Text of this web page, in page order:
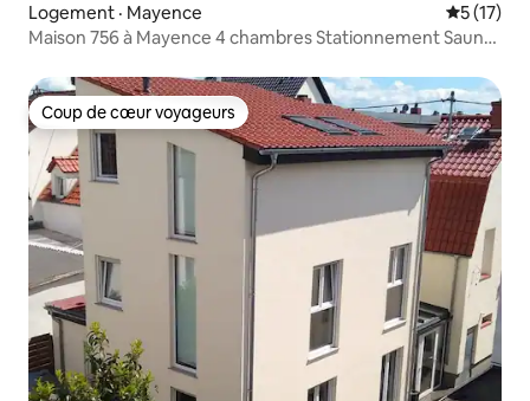
Logement · Mayence Note
5 (17)
Maison 756 à Mayence 4 chambres Stationnement Sauna
Coup de cœur voyageurs
Coup de cœur voyageurs